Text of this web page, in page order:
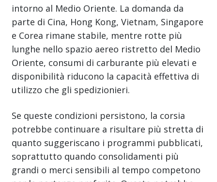
intorno al Medio Oriente. La domanda da
parte di Cina, Hong Kong, Vietnam, Singapore
e Corea rimane stabile, mentre rotte più
lunghe nello spazio aereo ristretto del Medio
Oriente, consumi di carburante più elevati e
disponibilità riducono la capacità effettiva di
utilizzo che gli spedizionieri.
Se queste condizioni persistono, la corsia
potrebbe continuare a risultare più stretta di
quanto suggeriscano i programmi pubblicati,
soprattutto quando consolidamenti più
grandi o merci sensibili al tempo competono